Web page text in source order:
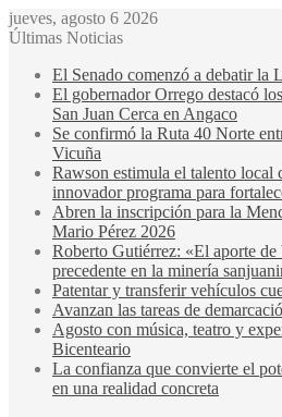
jueves, agosto 6 2026
Últimas Noticias
El Senado comenzó a debatir la
El gobernador Orrego destacó
San Juan Cerca en Angaco
Se confirmó la Ruta 40 Norte
Vicuña
Rawson estimula el talento
innovador programa para
Abren la inscripción para la
Mario Pérez 2026
Roberto Gutiérrez: «El aporte de
precedente en la minería
Patentar y transferir vehículos
Avanzan las tareas de
Agosto con música, teatro y
Bicenteario
La confianza que convierte el
en una realidad concreta